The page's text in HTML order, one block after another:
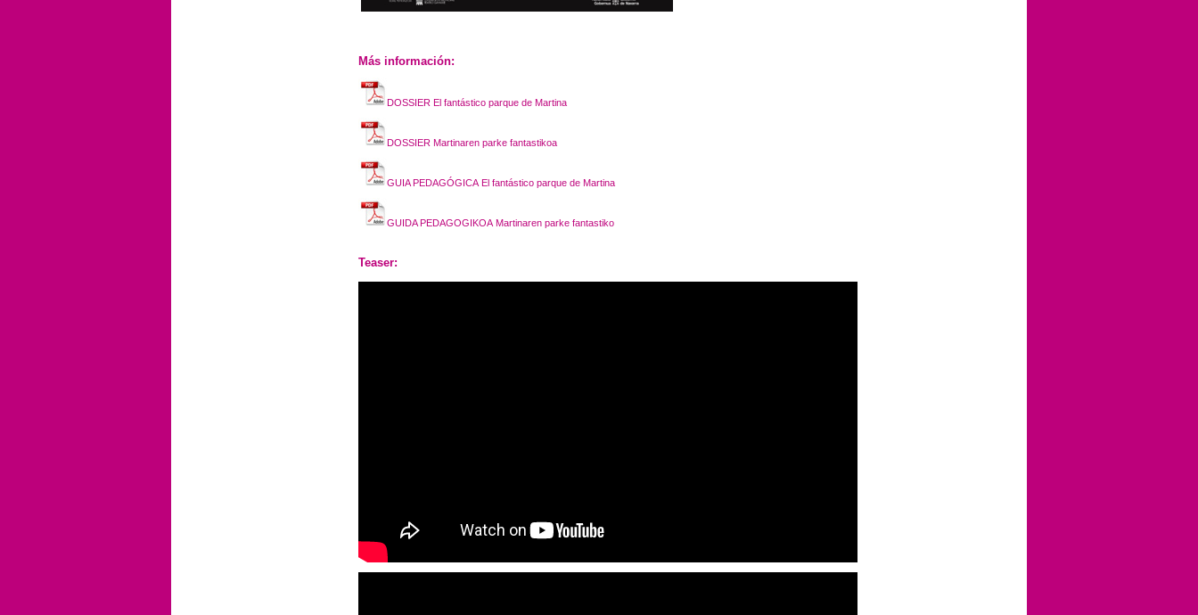
Más información:
DOSSIER El fantástico parque de Martina
DOSSIER Martinaren parke fantastikoa
GUIA PEDAGÓGICA El fantástico parque de Martina
GUIDA PEDAGOGIKOA Martinaren parke fantastiko
Teaser: